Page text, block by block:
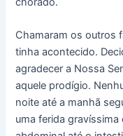
Chamaram os outros
tinha acontecido.
agradecer a Nossa
aquele prodígio.
noite até a manhã
uma ferida